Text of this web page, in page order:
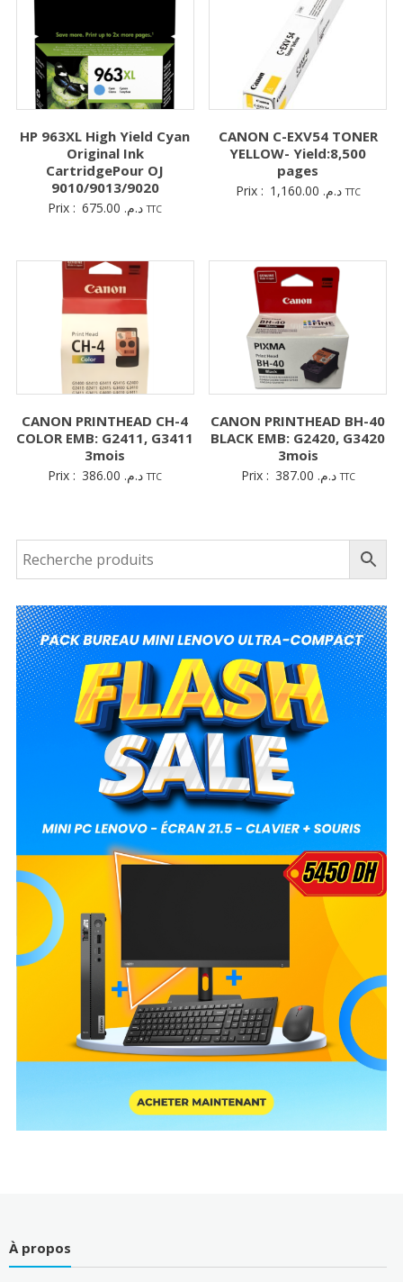
HP 963XL High Yield Cyan
Original Ink
CartridgePour OJ
9010/9013/9020
Prix : د.م. TTC
CANON C-EXV54 TONER
YELLOW- Yield:8,500
pages
Prix : د.م. TTC
CANON PRINTHEAD CH-4
COLOR EMB: G2411, G3411
3mois
Prix : د.م. TTC
CANON PRINTHEAD BH-40
BLACK EMB: G2420, G3420
3mois
Prix : د.م. TTC
À propos